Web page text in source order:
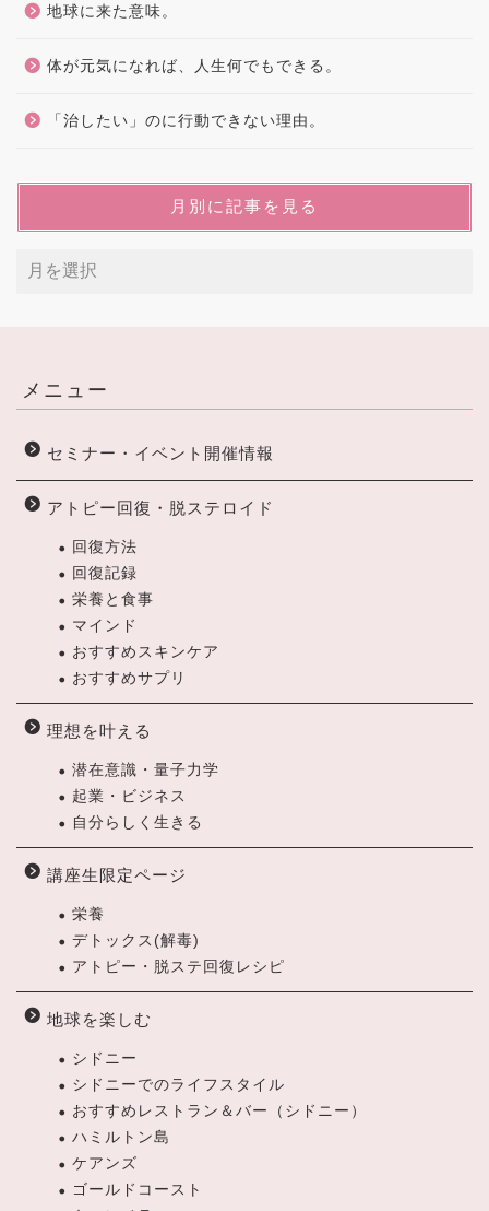
地球に来た意味。
体が元気になれば、人生何でもできる。
「治したい」のに行動できない理由。
月別に記事を見る
メニュー
セミナー・イベント開催情報
アトピー回復・脱ステロイド
回復方法
回復記録
栄養と食事
マインド
おすすめスキンケア
おすすめサプリ
理想を叶える
潜在意識・量子力学
起業・ビジネス
自分らしく生きる
講座生限定ページ
栄養
デトックス(解毒)
アトピー・脱ステ回復レシピ
地球を楽しむ
シドニー
シドニーでのライフスタイル
おすすめレストラン＆バー（シドニー）
ハミルトン島
ケアンズ
ゴールドコースト